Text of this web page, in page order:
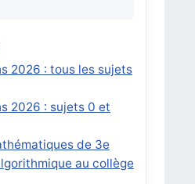
2026 : tous les sujets
2026 : sujets 0 et
de 3e
au collège